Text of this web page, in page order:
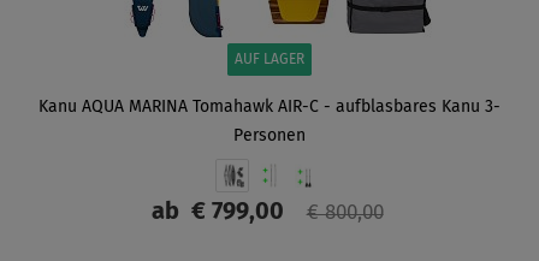
AUF LAGER
Kanu AQUA MARINA Tomahawk AIR-C - aufblasbares Kanu 3-
Personen
ab€ 799,00 € 800,00